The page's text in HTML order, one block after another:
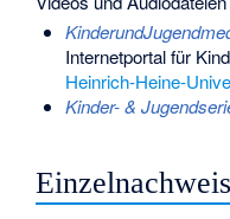
Internetportal für
Heinrich-Heine-
Kinder- &